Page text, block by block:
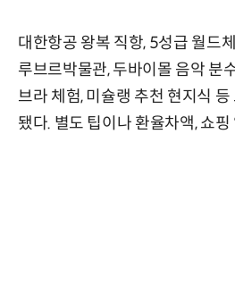
대한항공 왕복 직항, 5성급 월드
루브르박물관, 두바이몰 음악 분
브라 체험, 미슐랭 추천 현지식
됐다. 별도 팁이나 환율차액, 쇼